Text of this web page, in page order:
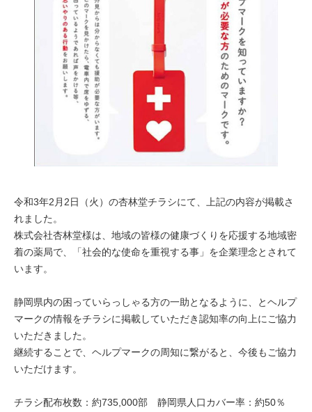
令和3年2月2日（火）の杏林堂チラシにて、上記の内容が掲載さ
れました。
株式会社杏林堂様は、地域の皆様の健康づくりを応援する地域密
着の薬局で、「社会的な使命を重視する事」を企業理念とされて
います。
静岡県内の困っていらっしゃる方の一助となるように、とヘルプ
マークの情報をチラシに掲載していただき認知率の向上にご協力
いただきました。
継続することで、ヘルプマークの周知に繋がると、今後もご協力
いただけます。
チラシ配布枚数：約735,000部 静岡県人口カバー率：約50％